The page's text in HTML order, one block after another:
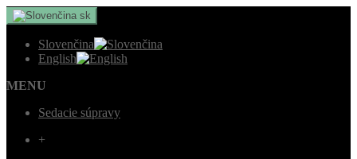
sk
Slovenčina
English
MENU
Sedacie súpravy
+